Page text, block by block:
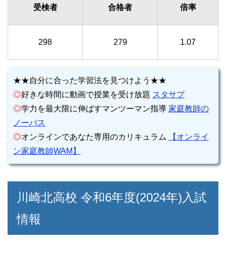
受検者 合格者 倍率
298 279 1.07
★★自分に合った学習法を見つけよう★★
◎好きな時間に動画で授業を受け放題 スタサプ
◎学力を最大限に伸ばすマンツーマン指導 家庭教師の
ノーバス
◎オンラインであなた専用のカリキュラム
【オンライ
ン家庭教師WAM】
川崎北高校 令和6年度(2024年)入試
情報